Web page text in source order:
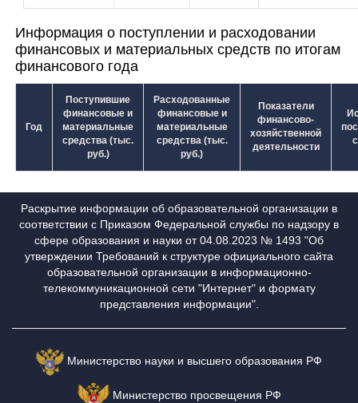
Информация о поступлении и расходовании
финансовых и материальных средств по итогам
финансового года
Год
Поступившие
финансовые и
материальные
средства (тыс.
руб.)
Расходованные
финансовые и
материальные
средства (тыс.
руб.)
Показатели
финансово-
хозяйственной
деятельности
Раскрытие информации об образовательной организации в
соответствии с Приказом Федеральной службы по надзору в
сфере образования и науки от 04.08.2023 № 1493 "Об
утверждении Требований к структуре официального сайта
образовательной организации в информационно-
телекоммуникационной сети "Интернет" и формату
представления информации".
Министерство науки и высшего образования РФ
Министерство просвещения РФ